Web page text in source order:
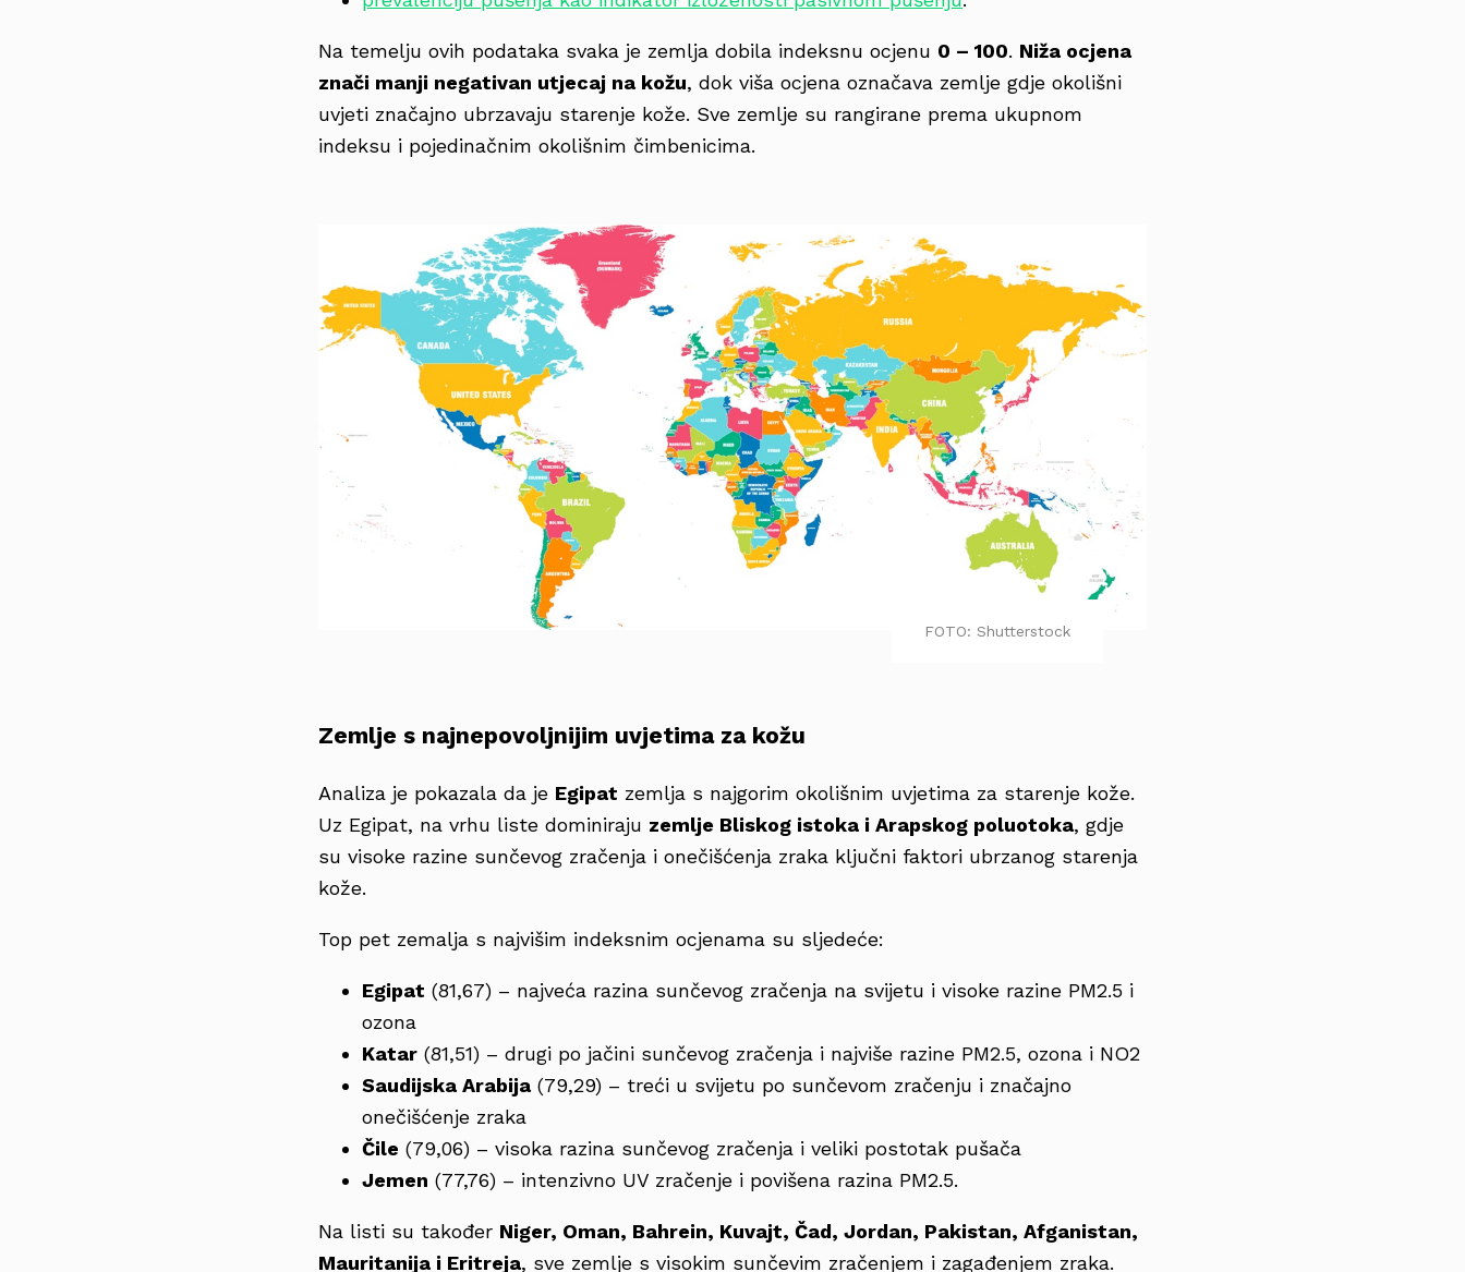
Na temelju ovih podataka svaka je zemlja dobila indeksnu ocjenu 0 – 100. Niža ocjena
znači manji negativan utjecaj na kožu, dok viša ocjena označava zemlje gdje okolišni
uvjeti značajno ubrzavaju starenje kože. Sve zemlje su rangirane prema ukupnom
indeksu i pojedinačnim okolišnim čimbenicima.
FOTO: Shutterstock
Zemlje s najnepovoljnijim uvjetima za kožu
Analiza je pokazala da je Egipat zemlja s najgorim okolišnim uvjetima za starenje kože.
Uz Egipat, na vrhu liste dominiraju zemlje Bliskog istoka i Arapskog poluotoka, gdje
su visoke razine sunčevog zračenja i onečišćenja zraka ključni faktori ubrzanog starenja
kože.
Top pet zemalja s najvišim indeksnim ocjenama su sljedeće:
Egipat (81,67) – najveća razina sunčevog zračenja na svijetu i visoke razine PM2.5 i
ozona
Katar (81,51) – drugi po jačini sunčevog zračenja i najviše razine PM2.5, ozona i NO2
Saudijska Arabija (79,29) – treći u svijetu po sunčevom zračenju i značajno
onečišćenje zraka
Čile (79,06) – visoka razina sunčevog zračenja i veliki postotak pušača
Jemen (77,76) – intenzivno UV zračenje i povišena razina PM2.5.
Na listi su također Niger, Oman, Bahrein, Kuvajt, Čad, Jordan, Pakistan, Afganistan,
Mauritanija i Eritreja, sve zemlje s visokim sunčevim zračenjem i zagađenjem zraka.